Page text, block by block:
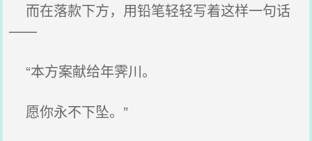
而在落款下方，用铅笔轻轻写着这样一句话
——
“本方案献给年霁川。
愿你永不下坠。”